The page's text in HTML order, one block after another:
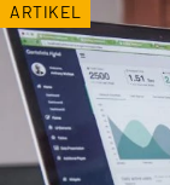
ARTIKEL